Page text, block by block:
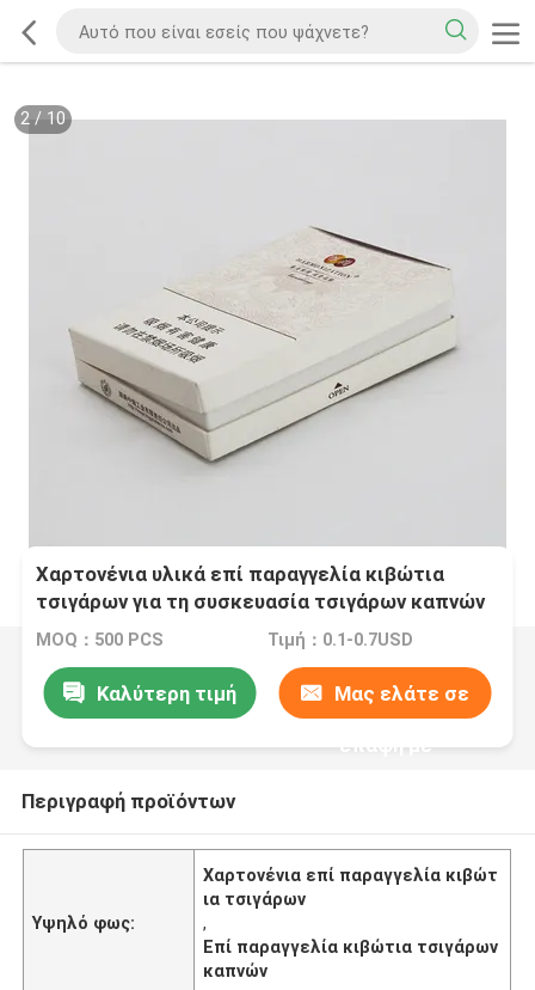
2/ 10
Χαρτονένια υλικά επί παραγγελία κιβώτια
τσιγάρων για τη συσκευασία τσιγάρων καπνών
MOQ：500 PCS Τιμή：0.1-0.7USD
Καλύτερη τιμή Μας ελάτε σε
επαφή με
Περιγραφή προϊόντων
Υψηλό φως:
Χαρτονένια επί παραγγελία κιβώτ
ια τσιγάρων
,
Επί παραγγελία κιβώτια τσιγάρων
καπνών